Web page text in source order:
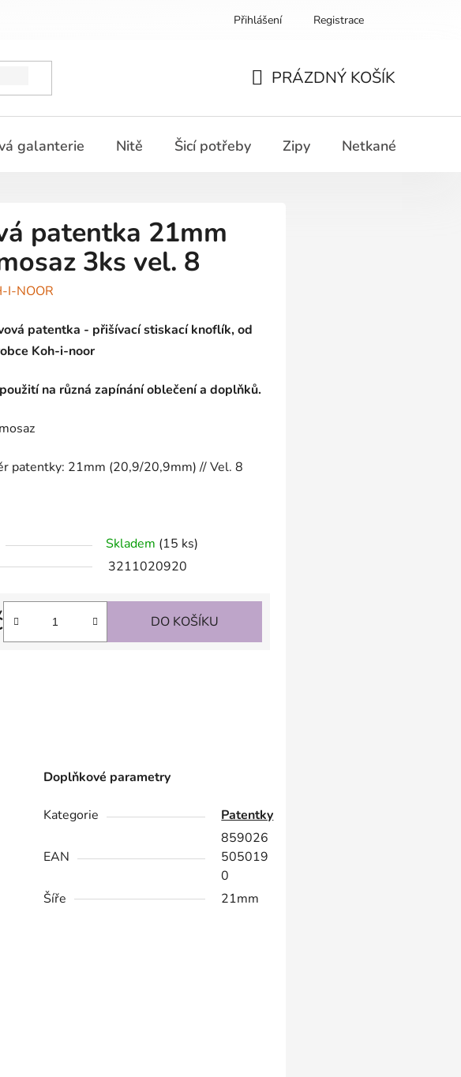
Přihlášení Registrace
KOŠÍK
PRÁZDNÝ KOŠÍK
galanterie Nitě Šicí potřeby Zipy Netkané textilie
patentka 21mm
3ks vel. 8
I-NOOR
patentka - přišívací stiskací knoflík, od
Koh-i-noor
na různá zapínání oblečení a doplňků.
patentky: 21mm (20,9/20,9mm) // Vel. 8
Skladem (15 ks)
3211020920
DO KOŠÍKU
Doplňkové parametry
Kategorie Patentky
EAN
859026
505019
0
Šíře
21mm